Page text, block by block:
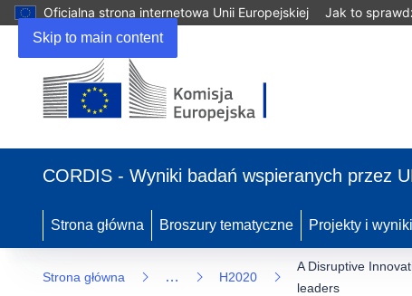
Skip to main content
Oficjalna strona internetowa Unii Europejskiej Jak to
CORDIS - Wyniki badań wspieranych przez
Strona główna Broszury tematyczne Projekty i wyniki
Strona główna … H2020
A Disruptive
leaders